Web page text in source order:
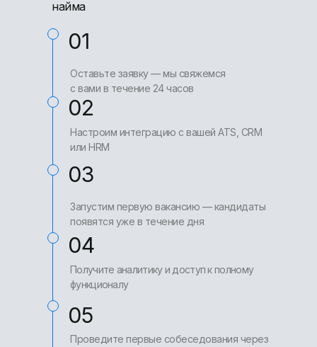
Настроим интеграцию с вашей ATS, CRM
или HRM
02
Получите аналитику и доступ к полному
функционалу
04
Оставьте заявку — мы свяжемся
с вами в течение 24 часов
01
Запустим первую вакансию — кандидаты
появятся уже в течение дня
03
Проведите первые собеседования через
05
найма